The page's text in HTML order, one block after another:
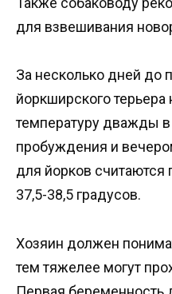
для взвешивания
За несколько дней до
йоркширского
температуру дважды в
пробуждения и
для йорков считаются
37,5-38,5 градусов.
Хозяин должен
тем тяжелее могут